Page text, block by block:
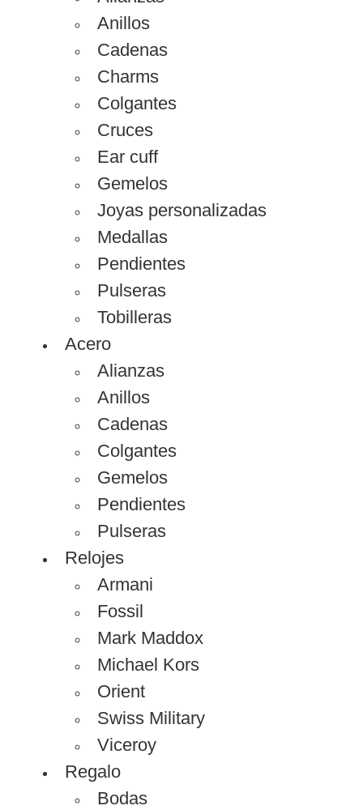
Anillos
Cadenas
Charms
Colgantes
Cruces
Ear cuff
Gemelos
Joyas personalizadas
Medallas
Pendientes
Pulseras
Tobilleras
Acero
Alianzas
Anillos
Cadenas
Colgantes
Gemelos
Pendientes
Pulseras
Relojes
Armani
Fossil
Mark Maddox
Michael Kors
Orient
Swiss Military
Viceroy
Regalo
Bodas